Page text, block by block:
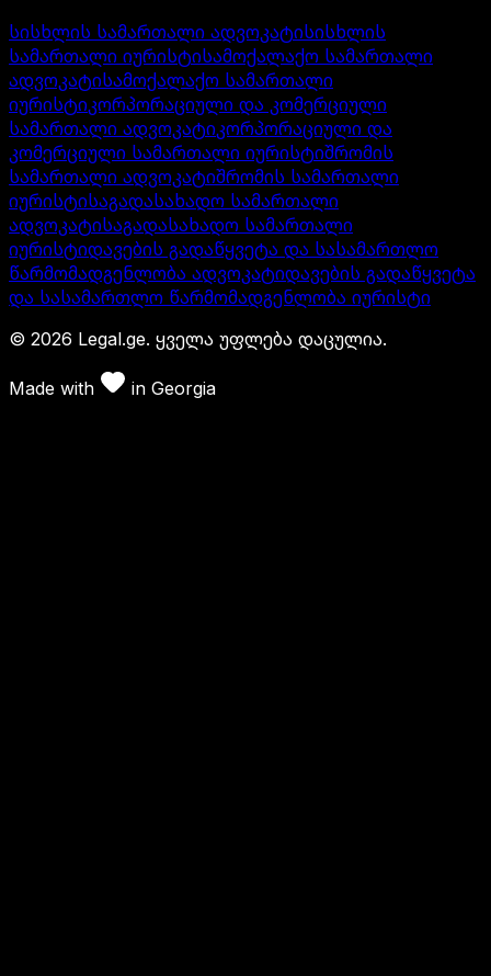
სისხლის სამართალი ადვოკატისისხლის
სამართალი იურისტისამოქალაქო სამართალი
ადვოკატისამოქალაქო სამართალი
იურისტიკორპორაციული და კომერციული
სამართალი ადვოკატიკორპორაციული და
კომერციული სამართალი იურისტიშრომის
სამართალი ადვოკატიშრომის სამართალი
იურისტისაგადასახადო სამართალი
ადვოკატისაგადასახადო სამართალი
იურისტიდავების გადაწყვეტა და სასამართლო
წარმომადგენლობა ადვოკატიდავების გადაწყვეტა
და სასამართლო წარმომადგენლობა იურისტი
© 2026 Legal.ge. ყველა უფლება დაცულია.
Made with in Georgia